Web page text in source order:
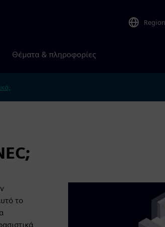
Region
Θέματα & πληροφορίες
το